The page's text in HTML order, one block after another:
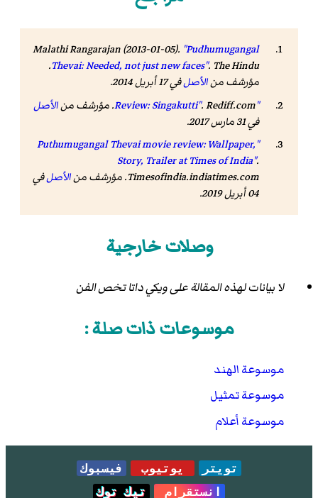
Malathi Rangarajan (2013-01-05). "Pudhumugangal
Thevai: Needed, not just new faces"
. The Hindu.
مؤرشف منالأصلفي 17 أبريل 2014
.
"Review: Singakutti". Rediff.com. مؤرشف من
الأصل
في 31 مارس 2017
.
"Puthumugangal Thevai movie review: Wallpaper,
Story, Trailer at Times of India".
Timesofindia.indiatimes.com. مؤرشف من
الأصلفي
04 أبريل 2019
.
وصلات خارجية
لا بيانات لهذه المقالة على ويكي داتا تخص الفن
موسوعات ذات صلة :
موسوعة الهند
موسوعة تمثيل
موسوعة أعلام
تويتر يوتيوب
فيسبوك
انستقرام
تيك توك